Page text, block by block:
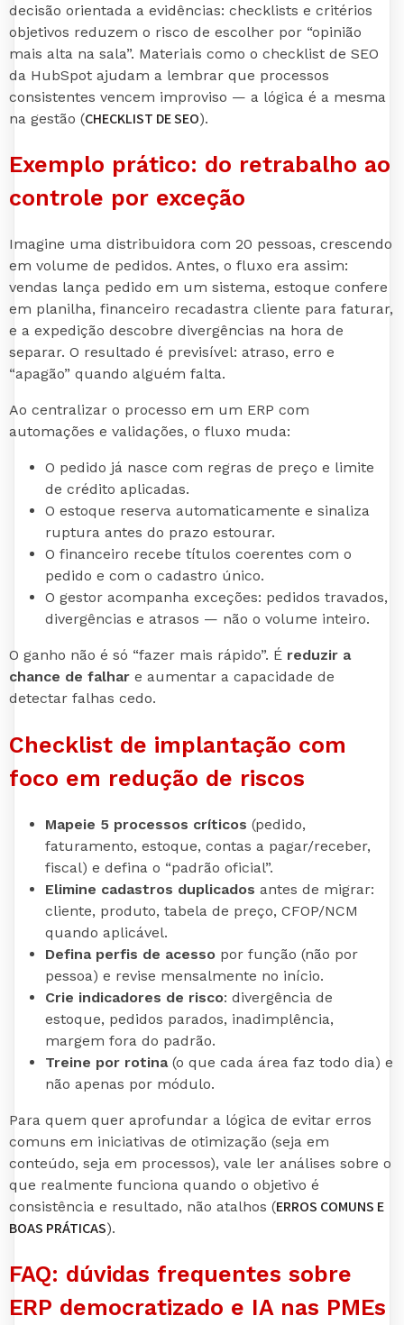
decisão orientada a evidências: checklists e critérios
objetivos reduzem o risco de escolher por “opinião
mais alta na sala”. Materiais como o checklist de SEO
da HubSpot ajudam a lembrar que processos
consistentes vencem improviso — a lógica é a mesma
na gestão (CHECKLIST DE SEO).
Exemplo prático: do retrabalho ao
controle por exceção
Imagine uma distribuidora com 20 pessoas, crescendo
em volume de pedidos. Antes, o fluxo era assim:
vendas lança pedido em um sistema, estoque confere
em planilha, financeiro recadastra cliente para faturar,
e a expedição descobre divergências na hora de
separar. O resultado é previsível: atraso, erro e
“apagão” quando alguém falta.
Ao centralizar o processo em um ERP com
automações e validações, o fluxo muda:
O pedido já nasce com regras de preço e limite
de crédito aplicadas.
O estoque reserva automaticamente e sinaliza
ruptura antes do prazo estourar.
O financeiro recebe títulos coerentes com o
pedido e com o cadastro único.
O gestor acompanha exceções: pedidos travados,
divergências e atrasos — não o volume inteiro.
O ganho não é só “fazer mais rápido”. É reduzir a
chance de falhar e aumentar a capacidade de
detectar falhas cedo.
Checklist de implantação com
foco em redução de riscos
Mapeie 5 processos críticos (pedido,
faturamento, estoque, contas a pagar/receber,
fiscal) e defina o “padrão oficial”.
Elimine cadastros duplicados antes de migrar:
cliente, produto, tabela de preço, CFOP/NCM
quando aplicável.
Defina perfis de acesso por função (não por
pessoa) e revise mensalmente no início.
Crie indicadores de risco: divergência de
estoque, pedidos parados, inadimplência,
margem fora do padrão.
Treine por rotina(o que cada área faz todo dia) e
não apenas por módulo.
Para quem quer aprofundar a lógica de evitar erros
comuns em iniciativas de otimização (seja em
conteúdo, seja em processos), vale ler análises sobre o
que realmente funciona quando o objetivo é
consistência e resultado, não atalhos (ERROS COMUNS E
BOAS PRÁTICAS).
FAQ: dúvidas frequentes sobre
ERP democratizado e IA nas PMEs